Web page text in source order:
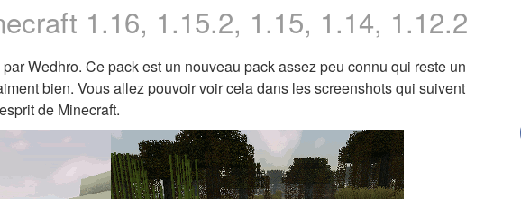
1.16, 1.15.2, 1.15, 1.14, 1.12.2
Wedhro. Ce pack est un nouveau pack assez peu connu qui reste un
bien. Vous allez pouvoir voir cela dans les screenshots qui suivent
de Minecraft.